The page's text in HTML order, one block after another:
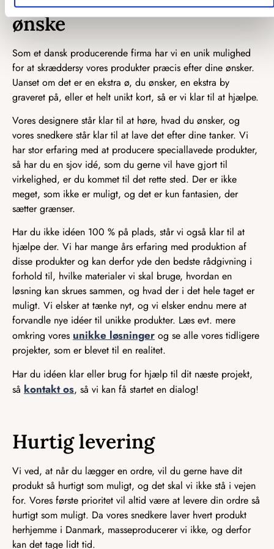
ønske
Som et dansk producerende firma har vi en unik mulighed
for at skræddersy vores produkter præcis efter dine ønsker.
Uanset om det er en ekstra ø, du ønsker, en ekstra by
graveret på, eller et helt unikt kort, så er vi klar til at hjælpe.
Vores designere står klar til at høre, hvad du ønsker, og
vores snedkere står klar til at lave det efter dine tanker. Vi
har stor erfaring med at producere speciallavede produkter,
så har du en sjov idé, som du gerne vil have gjort til
virkelighed, er du kommet til det rette sted. Der er ikke
meget, som ikke er muligt, og det er kun fantasien, der
sætter grænser.
Har du ikke idéen 100 % på plads, står vi også klar til at
hjælpe der. Vi har mange års erfaring med produktion af
disse produkter og kan derfor yde den bedste rådgivning i
forhold til, hvilke materialer vi skal bruge, hvordan en
løsning kan skrues sammen, og hvad der i det hele taget er
muligt. Vi elsker at tænke nyt, og vi elsker endnu mere at
forvandle nye idéer til unikke produkter. Læs evt. mere
omkring vores unikke løsninger og se alle vores tidligere
projekter, som er blevet til en realitet.
Har du idéen klar eller brug for hjælp til dit næste projekt,
så kontakt os, så vi kan få startet en dialog!
Hurtig levering
Vi ved, at når du lægger en ordre, vil du gerne have dit
produkt så hurtigt som muligt, og det skal vi ikke stå i vejen
for. Vores første prioritet vil altid være at levere din ordre så
hurtigt som muligt. Da vores snedkere laver hvert produkt
herhjemme i Danmark, masseproducerer vi ikke, og derfor
kan det tage lidt tid.